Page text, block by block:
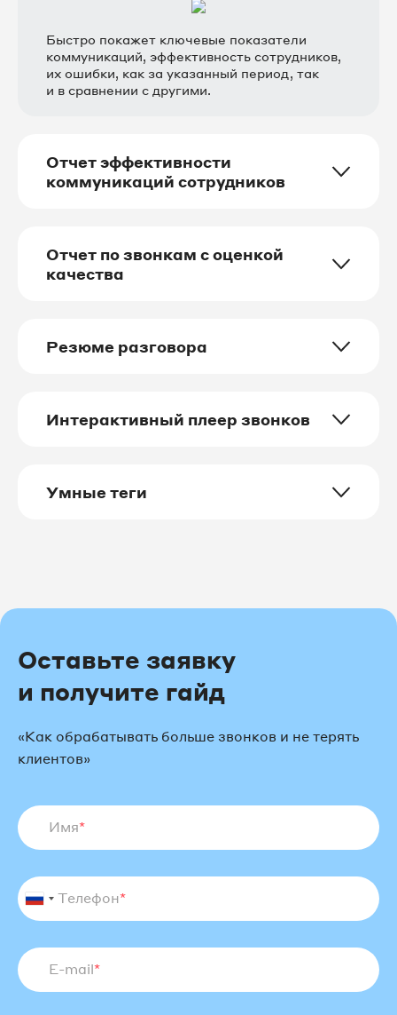
Быстро покажет ключевые показатели
коммуникаций, эффективность сотрудников,
их ошибки, как за указанный период, так
и в сравнении с другими.
Отчет эффективности
коммуникаций сотрудников
Отчет по звонкам с оценкой
качества
Резюме разговора
Интерактивный плеер звонков
Умные теги
Оставьте заявку
и получите гайд
«Как обрабатывать больше звонков и не терять
клиентов»
Имя*
Телефон*
E-mail*